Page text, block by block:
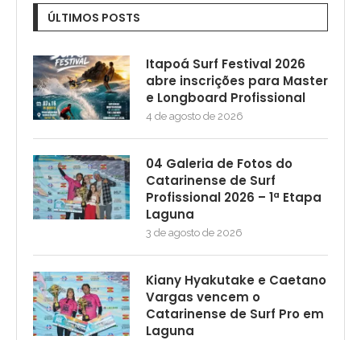
ÚLTIMOS POSTS
Itapoá Surf Festival 2026
abre inscrições para Master
e Longboard Profissional
4 de agosto de 2026
04 Galeria de Fotos do
Catarinense de Surf
Profissional 2026 – 1ª Etapa
Laguna
3 de agosto de 2026
Kiany Hyakutake e Caetano
Vargas vencem o
Catarinense de Surf Pro em
Laguna